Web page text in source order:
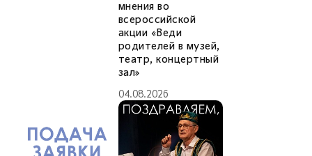
мнения во
всероссийской
акции «Веди
родителей в музей,
театр, концертный
зал»
04.08.2026